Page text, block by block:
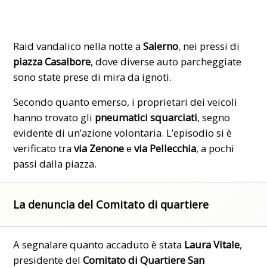
Raid vandalico nella notte aSalerno, nei pressi di
piazza Casalbore, dove diverse auto parcheggiate
sono state prese di mira da ignoti.
Secondo quanto emerso, i proprietari dei veicoli
hanno trovato gli pneumatici squarciati, segno
evidente di un’azione volontaria. L’episodio si è
verificato travia Zenoneevia Pellecchia, a pochi
passi dalla piazza.
La denuncia del Comitato di quartiere
A segnalare quanto accaduto è stata Laura Vitale,
presidente delComitato di Quartiere San